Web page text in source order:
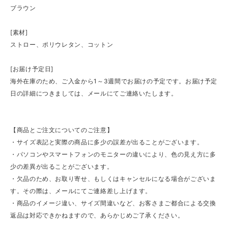
ブラウン
[素材]
ストロー、ポリウレタン、コットン
[お届け予定日]
海外在庫のため、ご入金から1～3週間でお届けの予定です。お届け予定
日の詳細につきましては、メールにてご連絡いたします。
【商品とご注文についてのご注意】
・サイズ表記と実際の商品に多少の誤差が出ることがございます。
・パソコンやスマートフォンのモニターの違いにより、色の見え方に多
少の差異が出ることがございます。
・欠品のため、お取り寄せ、もしくはキャンセルになる場合がございま
す。その際は、メールにてご連絡差し上げます。
・商品のイメージ違い、サイズ間違いなど、お客さまご都合による交換
返品は対応できかねますので、あらかじめご了承ください。